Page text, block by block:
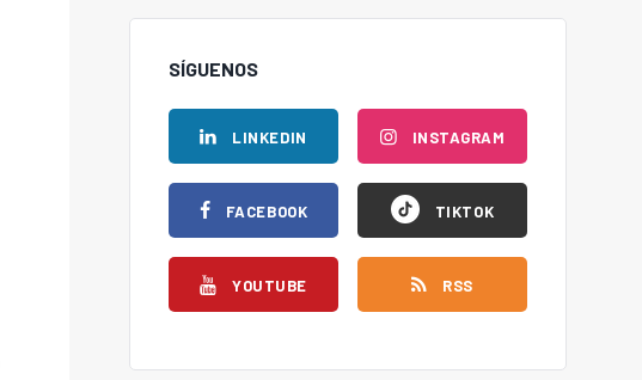
SÍGUENOS
LINKEDIN
FACEBOOK
YOUTUBE
INSTAGRAM
TIKTOK
RSS